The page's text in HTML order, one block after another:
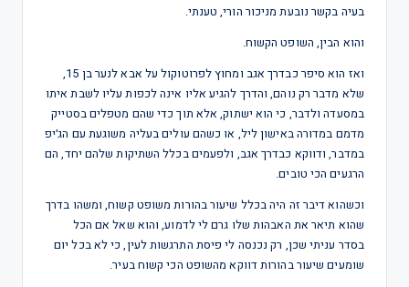
בעיה בקשר נובעת מניכור הורי, טענתי.
והוא הבין, השופט הקשוח.
ואז הוא סיפר כבדרך אגב ומחוץ לפרוטוקול על אבא לנער בן 15,
שלא מדבר רק נוהם, והדרך להגיע אליו אינה לכפות עליו לשבת איתו
במסעדה ולדבר, כי הוא ישתוק, אלא תוך כדי שהם מטפלים בסטייק
מדמם במדורה באישון ליל, או כשהם עולים בעליה משוגעת עם הג׳יפ
במדבר, ודווקא כבדרך אגב, ולפעמים בכלל השתיקות שלהם יחד, הם
הרגעים הכי טובים.
וכשהוא דיבר זה היה בכלל שיעור בהורות משופט קשוח, ומשהו בדרך
שהוא תיאר את האבהות שלו גרם לי לדמוע, והוא שאל אם הכל
בסדר עניתי שכן, רק נכנסה לי פיסת התרגשות לעין, כי לא בכל יום
שומעים שיעור בהורות דווקא מהשופט הכי קשוח בעיר.